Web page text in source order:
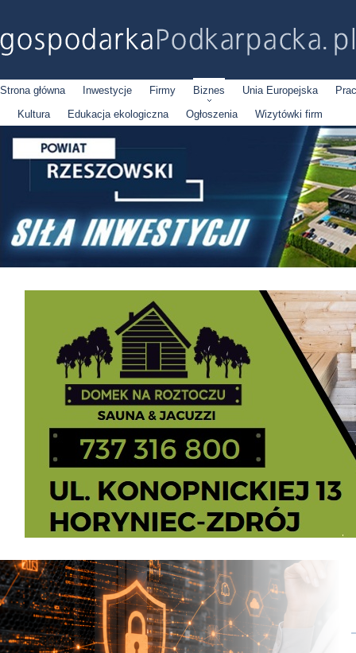
Strona główna Inwestycje Firmy Biznes Unia Europejska
Kultura
Edukacja ekologiczna Ogłoszenia Wizytówki firm